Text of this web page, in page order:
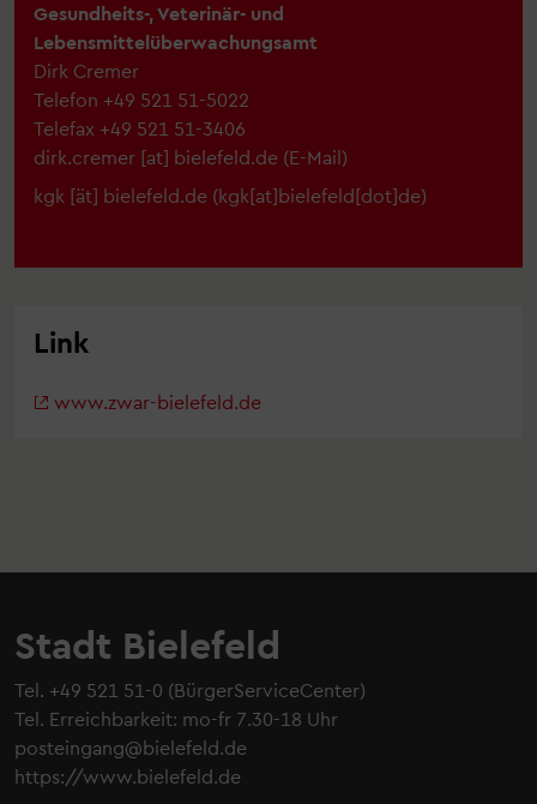
Gesundheits-, Veterinär- und
Lebensmittelüberwachungsamt
Dirk Cremer
Telefon +49 521 51-5022
Telefax +49 521 51-3406
dirk.cremer [at] bielefeld.de (E-Mail)
kgk [ät] bielefeld.de (kgk[at]bielefeld[dot]de)
Link
www.zwar-bielefeld.de
Stadt Bielefeld
Tel. +49 521 51-0 (BürgerServiceCenter)
Tel. Erreichbarkeit: mo-fr 7.30-18 Uhr
posteingang@bielefeld.de
https://www.bielefeld.de